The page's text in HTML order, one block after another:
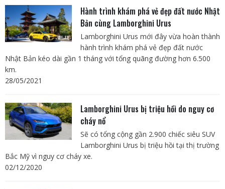
Hành trình khám phá vẻ đẹp đất nước Nhật
Bản cùng Lamborghini Urus
Lamborghini Urus mới đây vừa hoàn thành
hành trình khám phá vẻ đẹp đất nước
Nhật Bản kéo dài gần 1 tháng với tổng quãng đường hơn 6.500
km.
28/05/2021
Lamborghini Urus bị triệu hồi do nguy cơ
cháy nổ
Sẽ có tổng cộng gần 2.900 chiếc siêu SUV
Lamborghini Urus bị triệu hồi tại thị trường
Bắc Mỹ vì nguy cơ cháy xe.
02/12/2020